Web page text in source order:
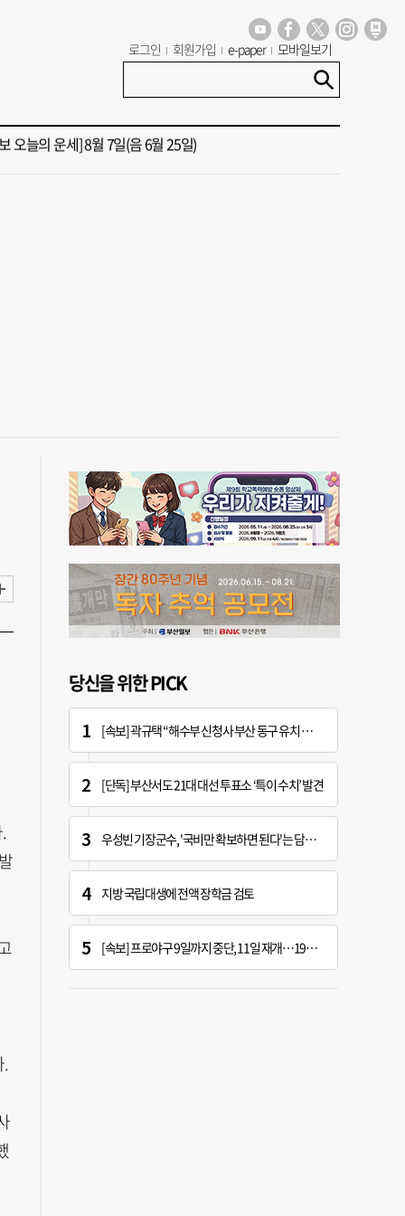
로그인 회원가입 e-paper 모바일보기
는데, 또"…퇴임 앞두고 가짜 청첩장 뿌린 초등 교장 송치
오늘의 운세] 8월 7일(음 6월 25일)
오늘의 운세] 8월 5일(음 6월 23일)
당신을 위한 PICK
[속보] 곽규택 “해수부 신청사 부산 동구 유치 환영…해양 중심지 완성할 것”
[단독] 부산서도 21대 대선 투표소 ‘특이 수치’ 발견
우성빈 기장군수, '국비만 확보하면 된다'는 담당자에 "국비는 국민의 혈세" 지적
지방 국립대생에 전액 장학금 검토
[속보] 프로야구 9일까지 중단, 11일 재개…19시 경기 시작